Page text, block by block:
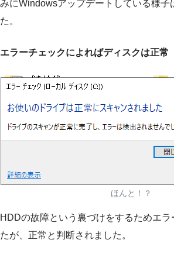
みにWindowsアップデートしている様子
た。
エラーチェックによればディスクは正常
ほんと！？
HDDの故障という裏づけをするためエラ
たが、正常と判断されました。